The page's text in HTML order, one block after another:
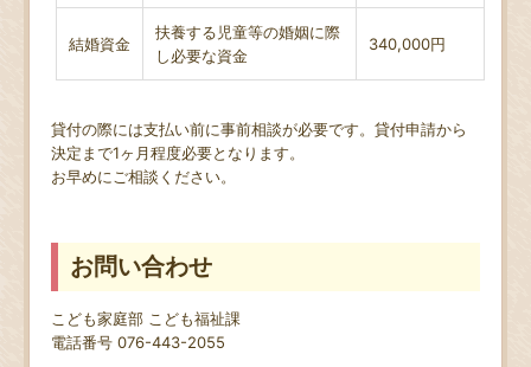
結婚資金
扶養する児童等の婚姻に際
し必要な資金
340,000円
貸付の際には支払い前に事前相談が必要です。貸付申請から
決定まで1ヶ月程度必要となります。
お早めにご相談ください。
お問い合わせ
こども家庭部 こども福祉課
電話番号 076-443-2055